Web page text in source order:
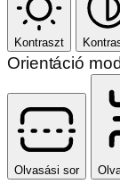
Kontraszt
Orientáció
Olvasási sor